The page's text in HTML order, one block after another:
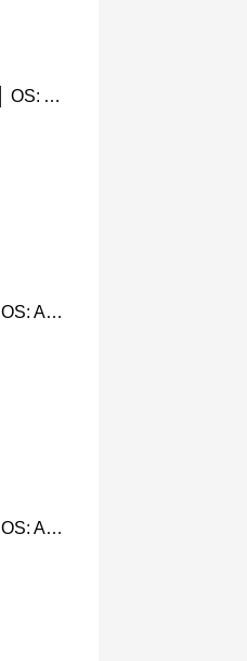
日本では未発売 │ 画面サイズ: 6.49インチ │ バッテリー: 4680mAh │ OS: Android 9.0 (Pie)
日本では未発売 │ 画面サイズ: 6.3インチ │ バッテリー: 6580mAh │ OS: Android 9(Pie)
日本では未発売 │ 画面サイズ: 6.3インチ │ バッテリー: 6580mAh │ OS: Android 9(Pie)